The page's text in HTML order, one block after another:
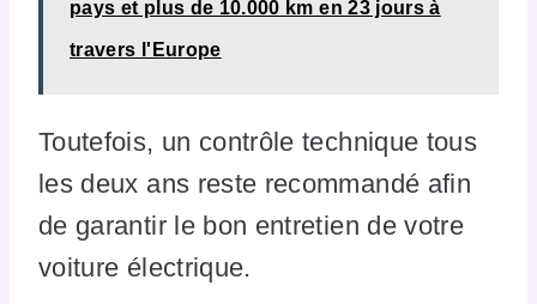
pays et plus de 10.000 km en 23 jours à
travers l'Europe
Toutefois, un contrôle technique tous
les deux ans reste recommandé afin
de garantir le bon entretien de votre
voiture électrique.